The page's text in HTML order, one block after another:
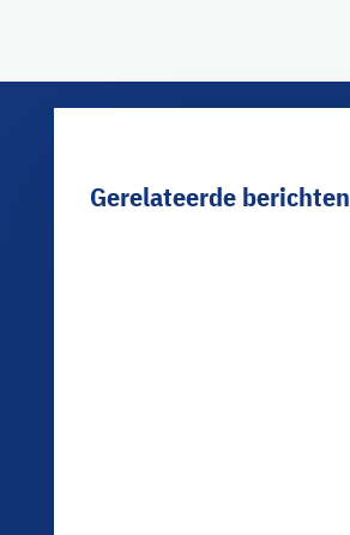
Gerelateerde berichten